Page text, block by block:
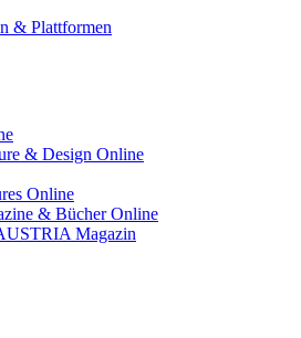
& Plattformen
& Design Online
Online
& Bücher Online
Magazin